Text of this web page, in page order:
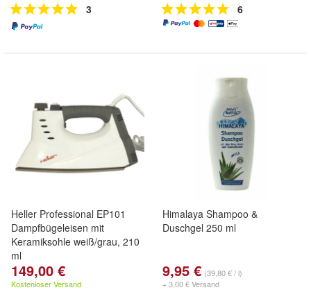
3 6
Heller Professional EP101
Dampfbügeleisen mit
Keramiksohle weiß/grau, 210
ml
149,00 €
Kostenloser Versand
Himalaya Shampoo &
Duschgel 250 ml
9,95 € (39,80 € / l)
+ 3,00 € Versand